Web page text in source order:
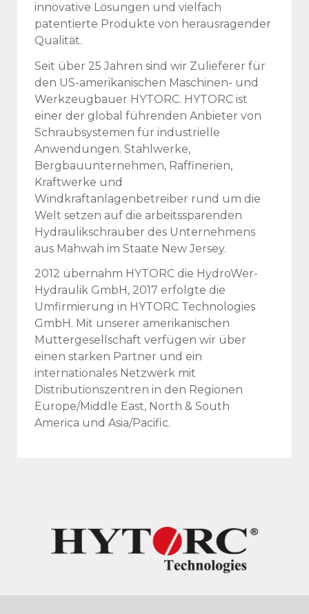
innovative Lösungen und vielfach
patentierte Produkte von herausragender
Qualität.
Seit über 25 Jahren sind wir Zulieferer für
den US-amerikanischen Maschinen- und
Werkzeugbauer HYTORC. HYTORC ist
einer der global führenden Anbieter von
Schraubsystemen für industrielle
Anwendungen. Stahlwerke,
Bergbauunternehmen, Raffinerien,
Kraftwerke und
Windkraftanlagenbetreiber rund um die
Welt setzen auf die arbeitssparenden
Hydraulikschrauber des Unternehmens
aus Mahwah im Staate New Jersey.
2012 übernahm HYTORC die HydroWer-
Hydraulik GmbH, 2017 erfolgte die
Umfirmierung in HYTORC Technologies
GmbH. Mit unserer amerikanischen
Muttergesellschaft verfügen wir über
einen starken Partner und ein
internationales Netzwerk mit
Distributionszentren in den Regionen
Europe/Middle East, North & South
America und Asia/Pacific.